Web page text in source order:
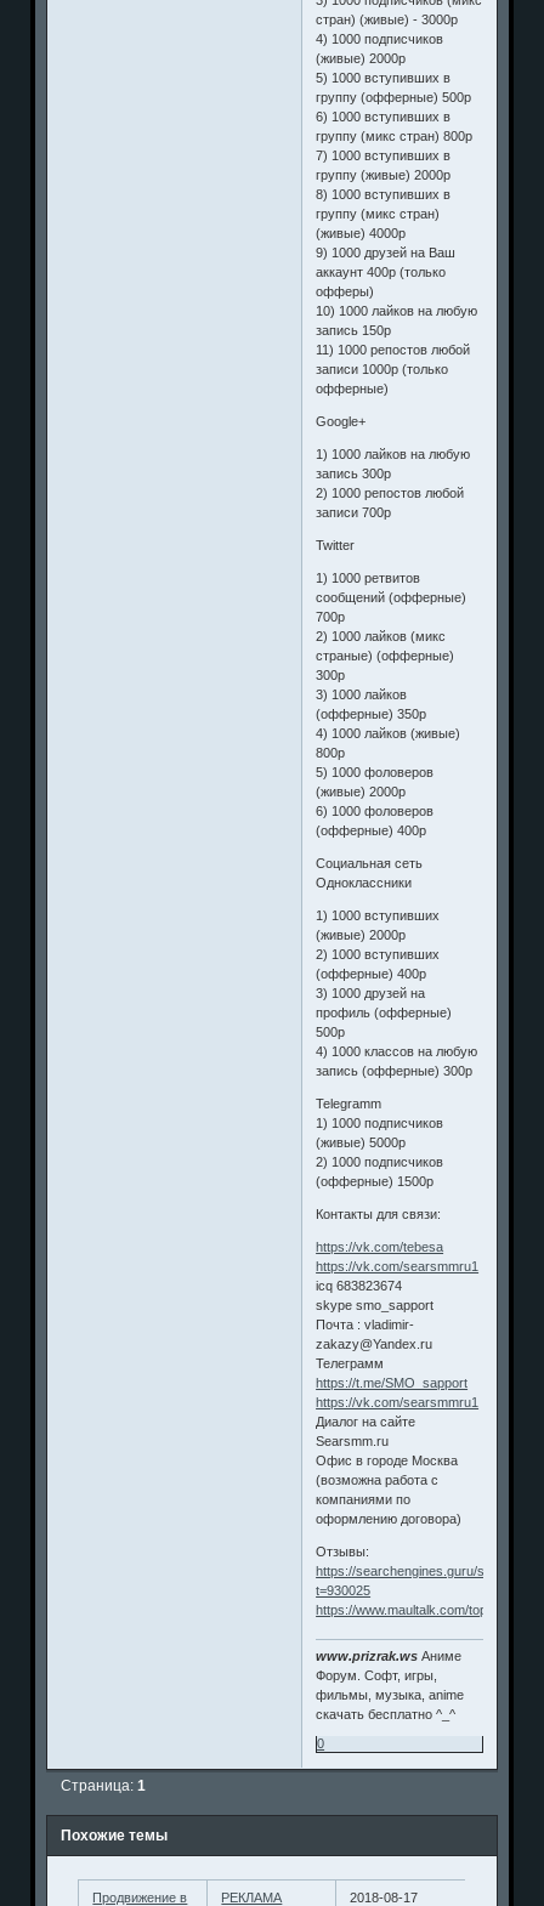
стран) (живые) - 3000р
4) 1000 подписчиков
(живые) 2000р
5) 1000 вступивших в
группу (офферные) 500р
6) 1000 вступивших в
группу (микс стран) 800р
7) 1000 вступивших в
группу (живые) 2000р
8) 1000 вступивших в
группу (микс стран)
(живые) 4000р
9) 1000 друзей на Ваш
аккаунт 400р (только
офферы)
10) 1000 лайков на любую
запись 150р
11) 1000 репостов любой
записи 1000р (только
офферные)
Google+
1) 1000 лайков на любую
запись 300р
2) 1000 репостов любой
записи 700р
Twitter
1) 1000 ретвитов
сообщений (офферные)
700р
2) 1000 лайков (микс
страные) (офферные)
300р
3) 1000 лайков
(офферные) 350р
4) 1000 лайков (живые)
800р
5) 1000 фоловеров
(живые) 2000р
6) 1000 фоловеров
(офферные) 400р
Социальная сеть
Одноклассники
1) 1000 вступивших
(живые) 2000р
2) 1000 вступивших
(офферные) 400р
3) 1000 друзей на
профиль (офферные)
500р
4) 1000 классов на любую
запись (офферные) 300р
Telegramm
1) 1000 подписчиков
(живые) 5000р
2) 1000 подписчиков
(офферные) 1500р
Контакты для связи:
https://vk.com/tebesa
https://vk.com/searsmmru1
icq 683823674
skype smo_sapport
Почта : vladimir-
zakazy@Yandex.ru
Телеграмм
https://t.me/SMO_sapport
https://vk.com/searsmmru1
Диалог на сайте
Searsmm.ru
Офис в городе Москва
(возможна работа с
компаниями по
оформлению договора)
Отзывы:
https://searchengines.guru/
t=930025
https://www.maultalk.com/
www.prizrak.ws Аниме
Форум. Софт, игры,
фильмы, музыка, anime
скачать бесплатно ^_^
0
Страница:1
Похожие темы
Продвижение в
РЕКЛАМА 2018-08-17